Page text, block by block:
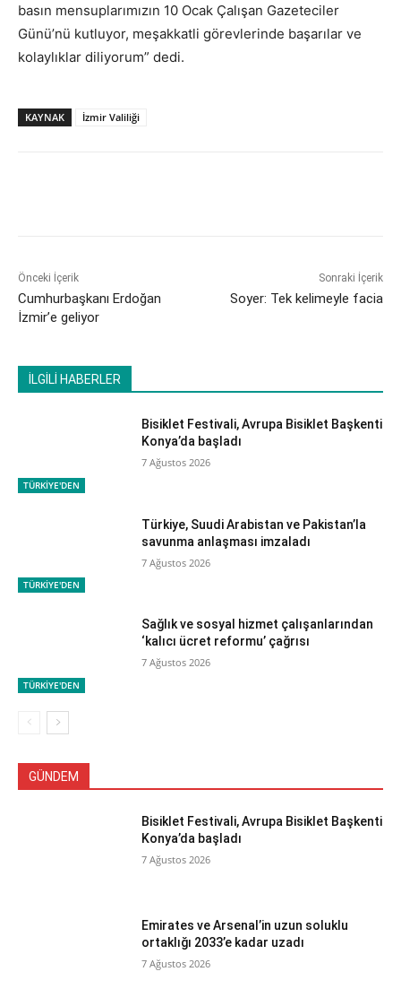
basın mensuplarımızın 10 Ocak Çalışan Gazeteciler
Günü’nü kutluyor, meşakkatli görevlerinde başarılar ve
kolaylıklar diliyorum” dedi.
KAYNAK İzmir Valiliği
Önceki İçerik
Cumhurbaşkanı Erdoğan
İzmir’e geliyor
Sonraki İçerik
Soyer: Tek kelimeyle facia
İLGİLİ HABERLER
TÜRKİYE'DEN
Bisiklet Festivali, Avrupa Bisiklet Başkenti
Konya’da başladı
7 Ağustos 2026
TÜRKİYE'DEN
Türkiye, Suudi Arabistan ve Pakistan’la
savunma anlaşması imzaladı
7 Ağustos 2026
TÜRKİYE'DEN
Sağlık ve sosyal hizmet çalışanlarından
‘kalıcı ücret reformu’ çağrısı
7 Ağustos 2026
GÜNDEM
Bisiklet Festivali, Avrupa Bisiklet Başkenti
Konya’da başladı
7 Ağustos 2026
Emirates ve Arsenal’in uzun soluklu
ortaklığı 2033’e kadar uzadı
7 Ağustos 2026